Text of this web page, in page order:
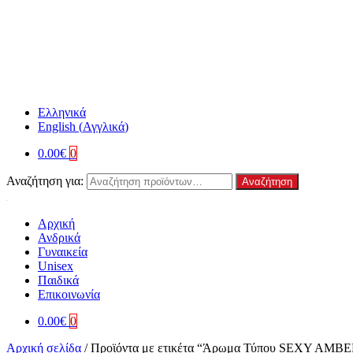
Ελληνικά
English (Αγγλικά)
0.00€ 0
Αναζήτηση για: Αναζήτηση
Αρχική
Ανδρικά
Γυναικεία
Unisex
Παιδικά
Επικοινωνία
0.00€ 0
Αρχική σελίδα /Προϊόντα με ετικέτα “Άρωμα Τύπου SEXY